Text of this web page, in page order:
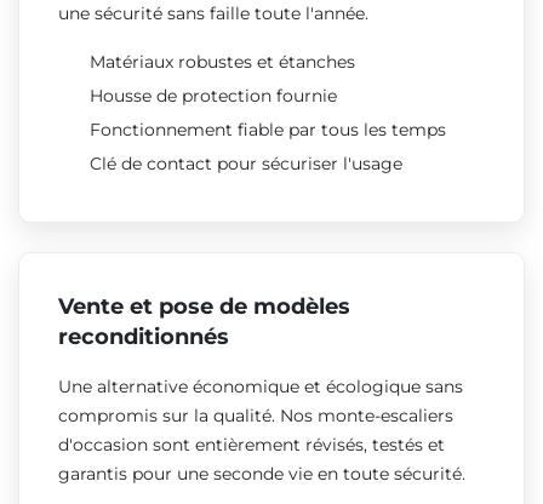
une sécurité sans faille toute l'année.
Matériaux robustes et étanches
Housse de protection fournie
Fonctionnement fiable par tous les temps
Clé de contact pour sécuriser l'usage
Vente et pose de modèles
reconditionnés
Une alternative économique et écologique sans
compromis sur la qualité. Nos monte-escaliers
d'occasion sont entièrement révisés, testés et
garantis pour une seconde vie en toute sécurité.